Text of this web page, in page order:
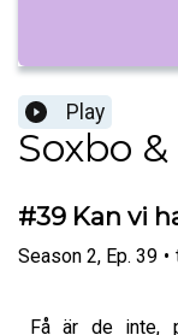
Play
Soxbo
#39 Kan vi
Season 2, Ep. 39 •
Få är de inte,